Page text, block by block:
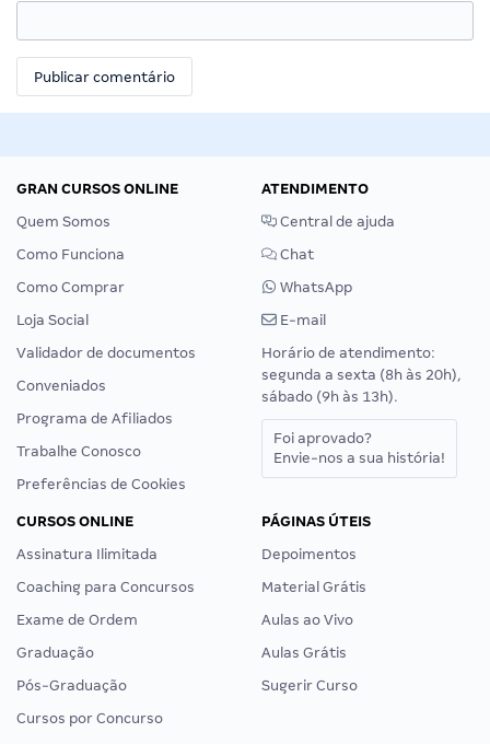
GRAN CURSOS ONLINE
Quem Somos
Como Funciona
Como Comprar
Loja Social
Validador de documentos
Conveniados
Programa de Afiliados
Trabalhe Conosco
Preferências de Cookies
ATENDIMENTO
Central de ajuda
Chat
WhatsApp
E-mail
Horário de atendimento:
segunda a sexta (8h às 20h),
sábado (9h às 13h).
Foi aprovado?
Envie-nos a sua história!
CURSOS ONLINE
Assinatura Ilimitada
Coaching para Concursos
Exame de Ordem
Graduação
Pós-Graduação
Cursos por Concurso
PÁGINAS ÚTEIS
Depoimentos
Material Grátis
Aulas ao Vivo
Aulas Grátis
Sugerir Curso